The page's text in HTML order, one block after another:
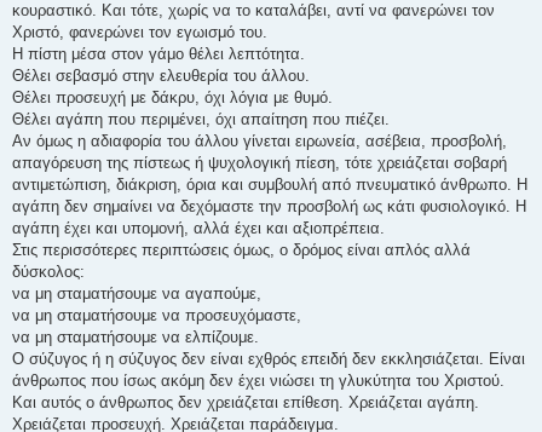
κουραστικό. Και τότε, χωρίς να το καταλάβει, αντί να φανερώνει τον
Χριστό, φανερώνει τον εγωισμό του.
Η πίστη μέσα στον γάμο θέλει λεπτότητα.
Θέλει σεβασμό στην ελευθερία του άλλου.
Θέλει προσευχή με δάκρυ, όχι λόγια με θυμό.
Θέλει αγάπη που περιμένει, όχι απαίτηση που πιέζει.
Αν όμως η αδιαφορία του άλλου γίνεται ειρωνεία, ασέβεια, προσβολή,
απαγόρευση της πίστεως ή ψυχολογική πίεση, τότε χρειάζεται σοβαρή
αντιμετώπιση, διάκριση, όρια και συμβουλή από πνευματικό άνθρωπο. Η
αγάπη δεν σημαίνει να δεχόμαστε την προσβολή ως κάτι φυσιολογικό. Η
αγάπη έχει και υπομονή, αλλά έχει και αξιοπρέπεια.
Στις περισσότερες περιπτώσεις όμως, ο δρόμος είναι απλός αλλά
δύσκολος:
να μη σταματήσουμε να αγαπούμε,
να μη σταματήσουμε να προσευχόμαστε,
να μη σταματήσουμε να ελπίζουμε.
Ο σύζυγος ή η σύζυγος δεν είναι εχθρός επειδή δεν εκκλησιάζεται. Είναι
άνθρωπος που ίσως ακόμη δεν έχει νιώσει τη γλυκύτητα του Χριστού.
Και αυτός ο άνθρωπος δεν χρειάζεται επίθεση. Χρειάζεται αγάπη.
Χρειάζεται προσευχή. Χρειάζεται παράδειγμα.